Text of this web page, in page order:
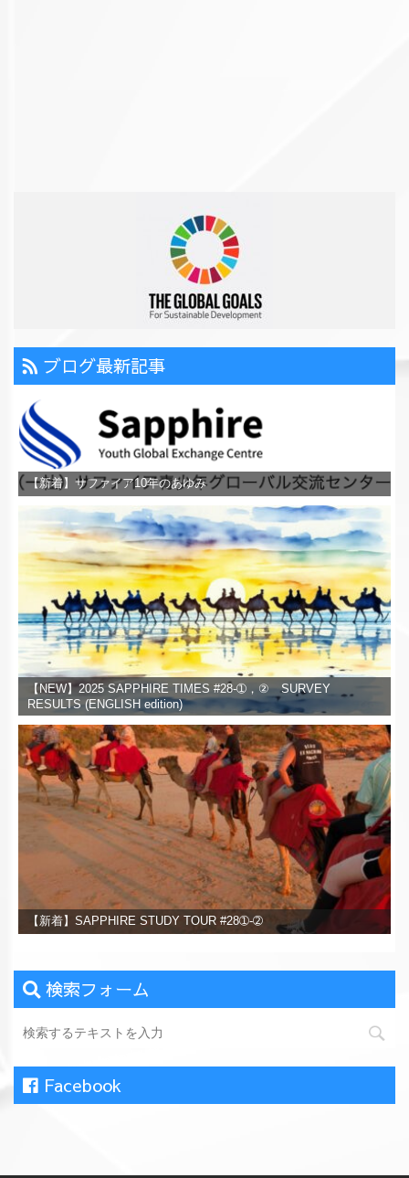
ブログ最新記事
【新着】サファイア10年のあゆみ
【NEW】2025 SAPPHIRE TIMES #28-➀，② SURVEY
RESULTS (ENGLISH edition)
【新着】SAPPHIRE STUDY TOUR #28➀-➁
検索フォーム
Facebook